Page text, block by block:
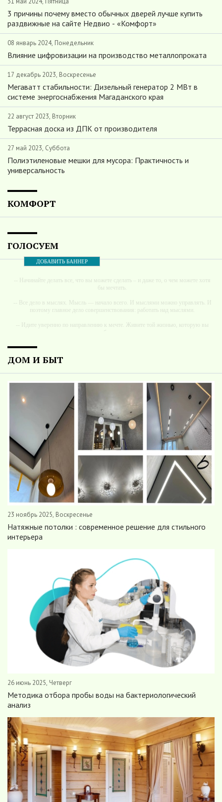
3 причины почему вместо обычных дверей лучше купить
раздвижные на сайте Недвио - «Комфорт»
08 январь 2024, Понедельник
Влияние цифровизации на производство металлопроката
17 декабрь 2023, Воскресенье
Мегаватт стабильности: Дизельный генератор 2 МВт в
системе энергоснабжения Магаданского края
22 август 2023, Вторник
Террасная доска из ДПК от производителя
27 май 2023, Суббота
Полиэтиленовые мешки для мусора: Практичность и
универсальность
КОМФОРТ
ГОЛОСУЕМ
ДОБАВИТЬ БАННЕР
-- Начинайте делать все, что вы можете сделать – и даже то, о чем можете хотя
бы мечтать.
-- Все дело в мыслях. Мысль — начало всего. И мыслями можно управлять. И
поэтому главное дело совершенствования: работать над мыслями.
-- Идите уверенно по направлению к мечте. Живите той жизнью, которую вы
-- Самое большое богатство — это ум. Самая большая нищета — глупость. Из
-- Люблю давать советы и очень не люблю, когда их дают мне.
ДОМ И БЫТ
23 ноябрь 2025, Воскресенье
Натяжные потолки : современное решение для стильного
интерьера
26 июнь 2025, Четверг
Методика отбора пробы воды на бактериологический
анализ